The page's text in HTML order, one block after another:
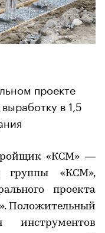
проекте
в 1,5
«КСМ» —
группы «КСМ»,
проекта
Положительный